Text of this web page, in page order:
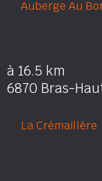
Auberge Au
à 16.5 km
6870 Bras-
La Crémaillère